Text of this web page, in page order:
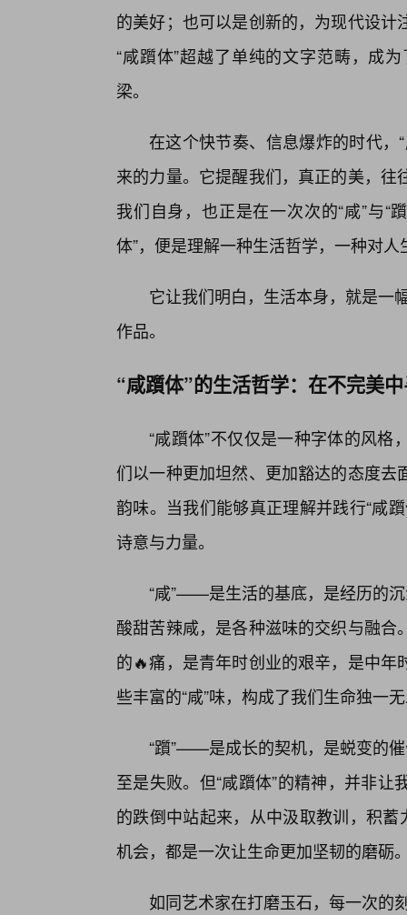
的美好；也可以是创新的，为现代设
“咸躓体”超越了单纯的文字范畴，成
梁。
在这个快节奏、信息爆炸的时代，
来的力量。它提醒我们，真正的美，
我们自身，也正是在一次次的“咸”与“
体”，便是理解一种生活哲学，一种对
它让我们明白，生活本身，就是一
作品。
“咸躓体”的生活哲学：在不完美
“咸躓体”不仅仅是一种字体的风
们以一种更加坦然、更加豁达的态度
韵味。当我们能够真正理解并践行“咸
诗意与力量。
“咸”——是生活的基底，是经历的
酸甜苦辣咸，是各种滋味的交织与融
的🔥痛，是青年时创业的艰辛，是中
些丰富的“咸”味，构成了我们生命独一
“躓”——是成长的契机，是蜕变的
至是失败。但“咸躓体”的精神，并非
的跌倒中站起来，从中汲取教训，积
机会，都是一次让生命更加坚韧的磨砺
如同艺术家在打磨玉石，每一次的